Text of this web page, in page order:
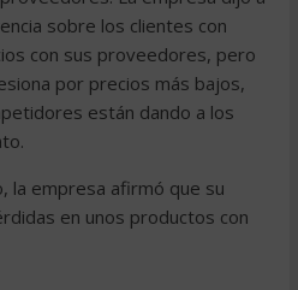
sobre los clientes con
con sus proveedores, pero
por precios más bajos,
están dando a los
la empresa afirmó que su
en unos productos con